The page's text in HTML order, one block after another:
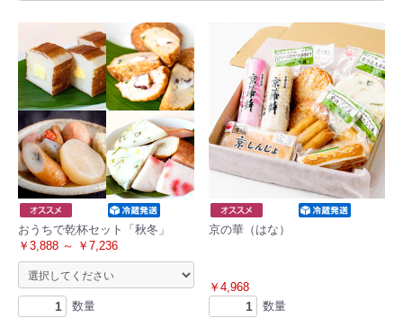
おうちで乾杯セット「秋冬」
￥3,888 ～ ￥7,236
数量
京の華（はな）
￥4,968
数量